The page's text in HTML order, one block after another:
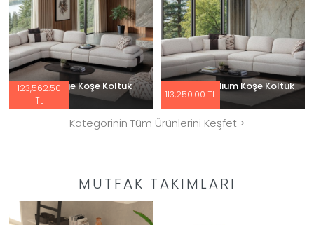
Vienna Large Köşe Koltuk
123,562.50
TL
Vienna Medium Köşe Koltuk
113,250.00 TL
Kategorinin Tüm Ürünlerini Keşfet >
MUTFAK TAKIMLARI